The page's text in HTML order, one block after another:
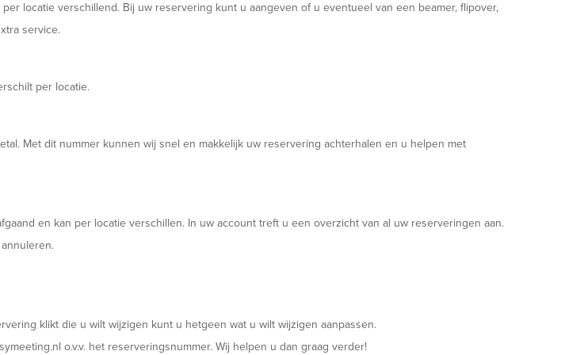
locatie verschillend. Bij uw reservering kunt u aangeven of u eventueel van een beamer, flipover,
service.
per locatie.
Met dit nummer kunnen wij snel en makkelijk uw reservering achterhalen en u helpen met
en kan per locatie verschillen. In uw account treft u een overzicht van al uw reserveringen aan.
klikt die u wilt wijzigen kunt u hetgeen wat u wilt wijzigen aanpassen.
o.v.v. het reserveringsnummer. Wij helpen u dan graag verder!